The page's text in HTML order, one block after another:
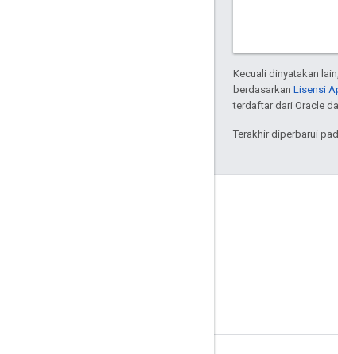
Kecuali dinyatakan
berdasarkan Lisensi
terdaftar dari Oracle
Terakhir diperbarui